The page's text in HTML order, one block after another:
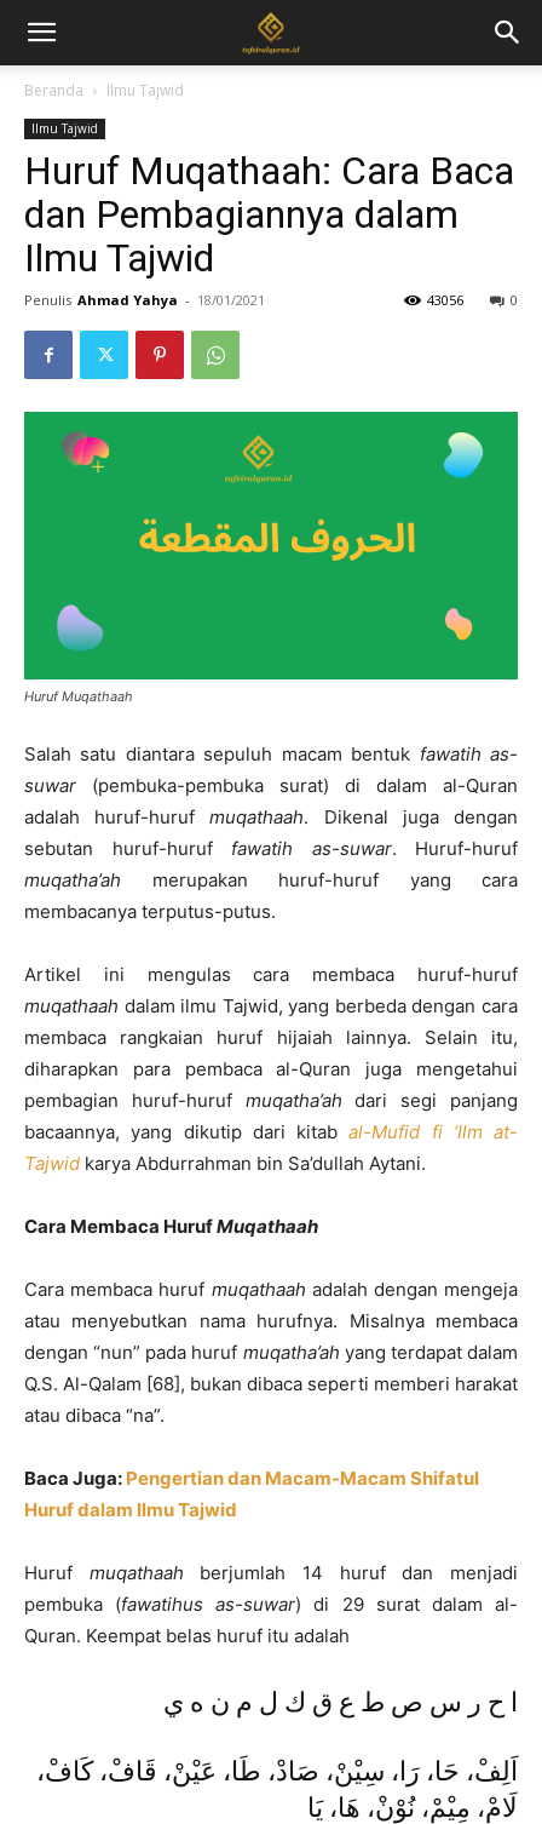
Beranda Ilmu Tajwid
Ilmu Tajwid
Huruf Muqathaah: Cara Baca
dan Pembagiannya dalam
Ilmu Tajwid
Penulis Ahmad Yahya - 18/01/2021 0
43056
Huruf Muqathaah
Salah satu diantara sepuluh macam bentuk fawatih as-
suwar (pembuka-pembuka surat) di dalam al-Quran
adalah huruf-hurufmuqathaah. Dikenal juga dengan
sebutan huruf-huruf fawatih as-suwar. Huruf-huruf
muqatha’ah merupakan huruf-huruf yang cara
membacanya terputus-putus.
Artikel ini mengulas cara membaca huruf-huruf
muqathaah dalam ilmu Tajwid, yang berbeda dengan cara
membaca rangkaian huruf hijaiah lainnya. Selain itu,
diharapkan para pembaca al-Quran juga mengetahui
pembagian huruf-huruf muqatha’ah dari segi panjang
bacaannya, yang dikutip dari kitabal-Mufid fi ‘Ilm at-
Tajwid karya Abdurrahman bin Sa’dullah Aytani.
Cara Membaca HurufMuqathaah
Cara membaca huruf muqathaah adalah dengan mengeja
atau menyebutkan nama hurufnya. Misalnya membaca
dengan “nun” pada huruf muqatha’ah yang terdapat dalam
Q.S. Al-Qalam [68], bukan dibaca seperti memberi harakat
atau dibaca “na”.
Baca Juga: Pengertian dan Macam-Macam Shifatul
Huruf dalam Ilmu Tajwid
Huruf muqathaah berjumlah 14 huruf dan menjadi
pembuka (fawatihus as-suwar) di 29 surat dalam al-
Quran. Keempat belas huruf itu adalah
ا ح ر س ص ط ع ق ك ل م ن ه ي
اَلِفْ، حَا، رَا، سِيْنْ، صَادْ، طَا، عَيْنْ، قَافْ، كَافْ،
لَامْ، مِيْمْ، نُوْنْ، هَا، يَا